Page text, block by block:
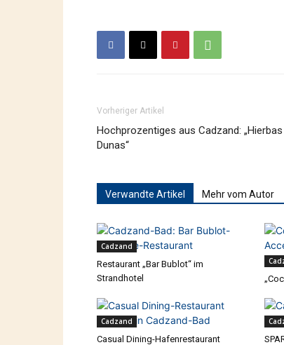
Vorheriger Artikel
Hochprozentiges aus Cadzand:
Dunas“
Verwandte Artikel Mehr vom Autor
Cadzand
Restaurant „Bar Bublot“ im
Strandhotel
Cadzand
Casual Dining-Hafenrestaurant